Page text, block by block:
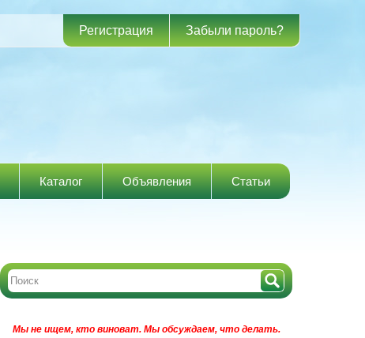
Регистрация Забыли пароль?
Каталог Объявления Статьи
Мы не ищем, кто виноват. Мы обсуждаем, что делать.